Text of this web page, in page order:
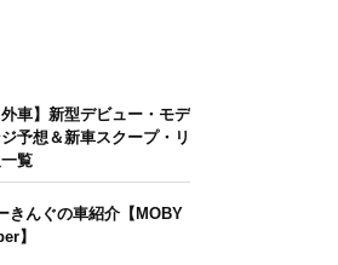
外車】新型デビュー・モデ
予想＆新車スクープ・リ
覧
きんぐの車紹介【MOBY
】